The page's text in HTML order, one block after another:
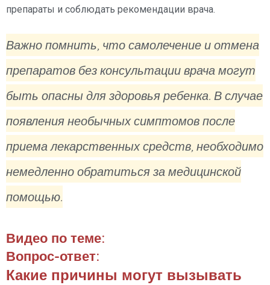
препараты и соблюдать рекомендации врача.
Важно помнить, что самолечение и отмена
препаратов без консультации врача могут
быть опасны для здоровья ребенка. В случае
появления необычных симптомов после
приема лекарственных средств, необходимо
немедленно обратиться за медицинской
помощью.
Видео по теме:
Вопрос-ответ:
Какие причины могут вызывать